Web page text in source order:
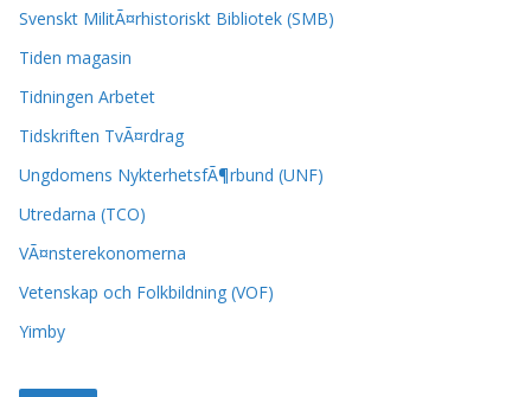
Svenskt MilitÃ¤rhistoriskt Bibliotek (SMB)
Tiden magasin
Tidningen Arbetet
Tidskriften TvÃ¤rdrag
Ungdomens NykterhetsfÃ¶rbund (UNF)
Utredarna (TCO)
VÃ¤nsterekonomerna
Vetenskap och Folkbildning (VOF)
Yimby